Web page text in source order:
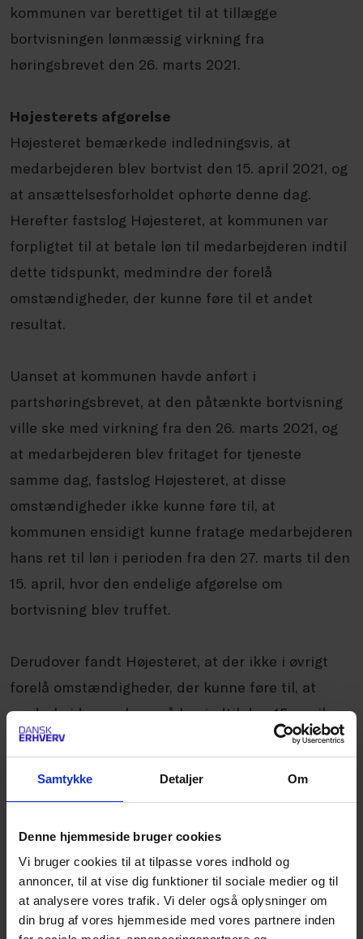
Samtykke Detaljer Om
Denne hjemmeside bruger cookies
Vi bruger cookies til at tilpasse vores indhold og
annoncer, til at vise dig funktioner til sociale medier og til
at analysere vores trafik. Vi deler også oplysninger om
din brug af vores hjemmeside med vores partnere inden
kommunen var berettiget til at tillægge
bortvisningen lønmæssig virkning fra
høringsbrevet den 26. marts 2021.
Højesterets afgørelse
Højesteret bemærkede indledningsvis, at
medarbejderen blev bortvist den 15. april 2021, og
at ansættelsesforholdet ophørte denne dag.
Herefter fastslog Højesteret, at kommunen var
forpligtet til at betale løn til medarbejderen indtil
dette tidspunkt, medmindre der forelå
omstændigheder, der kunne føre til et andet
resultat.
Uanset at kommunen havde anført i
partshøringsbrevet, at den påtænkte bortvisning
ville ske med virkning fra den 26. marts 2021, og
at medarbejderen blev fritaget for tjeneste
samme dag, fastslog Højesteret, at disse
omstændigheder ikke kunne føre til, at
kommunen ensidigt kunne fratage medarbejderen
hans ret til løn i perioden fra den 27. marts til den
15. april, hvor den endelige afgørelse om
bortvisning blev truffet.
Derudover fandt Højesteret, at der ikke i øvrigt
forelå omstændigheder, der kunne føre til, at
medarbejderens krav på løn indtil den 15. april
2021 kunne anses for bortfaldet.
Kommunen blev derfor dømt til at betale
bortvisningen.
Dansk Erhverv bemærker
Højesteret fastslår med sin afgørelse, at en